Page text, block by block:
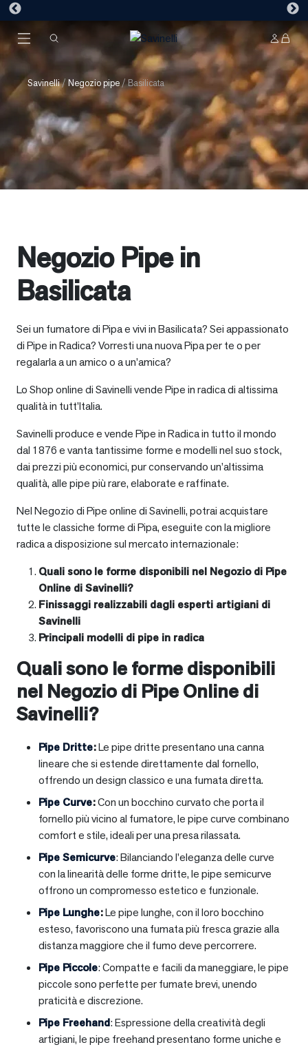
Savinelli/ Negozio pipe/Basilicata
Negozio Pipe in
Basilicata
Sei un fumatore di Pipa e vivi in Basilicata? Sei appassionato
di Pipe in Radica? Vorresti una nuova Pipa per te o per
regalarla a un amico o a un’amica?
Lo Shop online di Savinelli vende Pipe in radica di altissima
qualità in tutt’Italia.
Savinelli produce e vende Pipe in Radica in tutto il mondo
dal 1876 e vanta tantissime forme e modelli nel suo stock,
dai prezzi più economici, pur conservando un’altissima
qualità, alle pipe più rare, elaborate e raffinate.
Nel Negozio di Pipe online di Savinelli, potrai acquistare
tutte le classiche forme di Pipa, eseguite con la migliore
radica a disposizione sul mercato internazionale:
Quali sono le forme disponibili nel Negozio di Pipe
Online di Savinelli?
Finissaggi realizzabili dagli esperti artigiani di
Savinelli
Principali modelli di pipe in radica
Quali sono le forme disponibili
nel Negozio di Pipe Online di
Savinelli?
Pipe Dritte:Le pipe dritte presentano una canna
lineare che si estende direttamente dal fornello,
offrendo un design classico e una fumata diretta.
Pipe Curve:Con un bocchino curvato che porta il
fornello più vicino al fumatore, le pipe curve combinano
comfort e stile, ideali per una presa rilassata.
Pipe Semicurve: Bilanciando l’eleganza delle curve
con la linearità delle forme dritte, le pipe semicurve
offrono un compromesso estetico e funzionale.
Pipe Lunghe:Le pipe lunghe, con il loro bocchino
esteso, favoriscono una fumata più fresca grazie alla
distanza maggiore che il fumo deve percorrere.
Pipe Piccole: Compatte e facili da maneggiare, le pipe
piccole sono perfette per fumate brevi, unendo
praticità e discrezione.
Pipe Freehand: Espressione della creatività degli
artigiani, le pipe freehand presentano forme uniche e